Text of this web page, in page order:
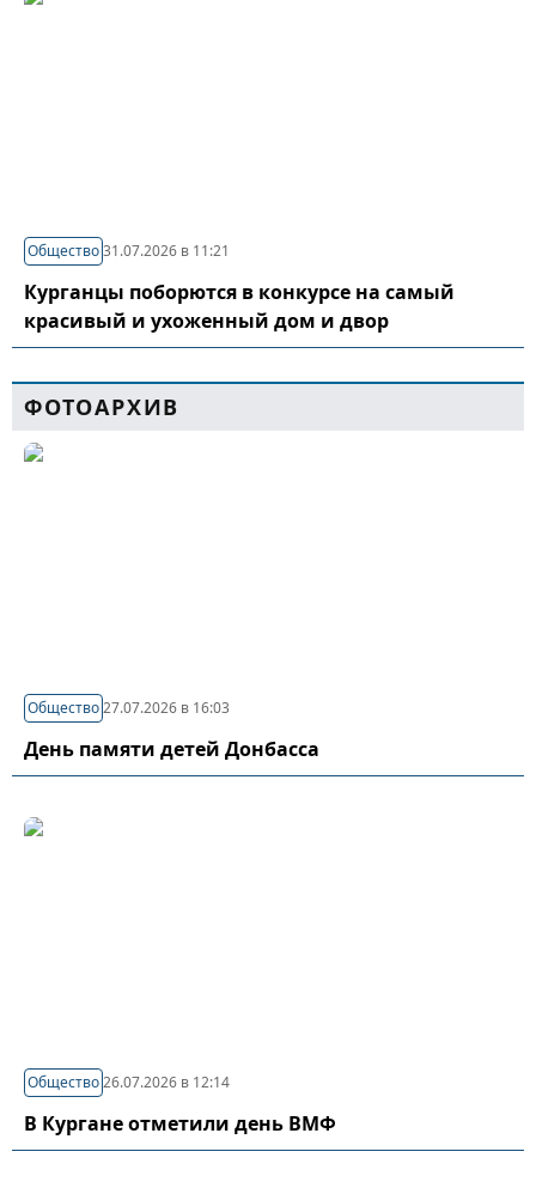
Общество31.07.2026 в 11:21
Курганцы поборются в конкурсе на самый
красивый и ухоженный дом и двор
ФОТОАРХИВ
Общество27.07.2026 в 16:03
День памяти детей Донбасса
Общество26.07.2026 в 12:14
В Кургане отметили день ВМФ